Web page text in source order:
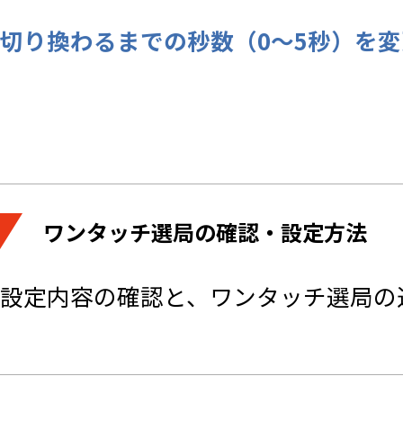
切り換わるまでの秒数（0～5秒）を
ワンタッチ選局の確認・設定方法
設定内容の確認と、ワンタッチ選局